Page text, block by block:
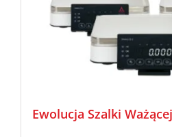
Ewolucja Szalki Ważącej